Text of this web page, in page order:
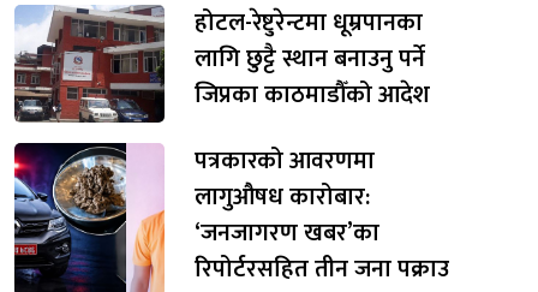
होटल-रेष्टुरेन्टमा धूम्रपानका
लागि छुट्टै स्थान बनाउनु पर्ने
जिप्रका काठमाडौँको आदेश
पत्रकारको आवरणमा
लागुऔषध कारोबार:
‘जनजागरण खबर’का
रिपोर्टरसहित तीन जना पक्राउ